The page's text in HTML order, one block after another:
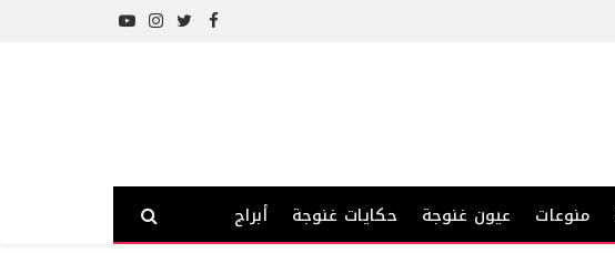
Facebook
Twitter
Instagram
YouTube
منوعات عيون غنوجة حكايات غنوجة أبراج